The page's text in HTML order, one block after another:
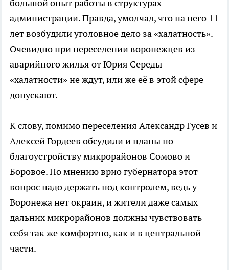
большой опыт работы в структурах
администрации. Правда, умолчал, что на него 11
лет возбудили уголовное дело за «халатность».
Очевидно при переселении воронежцев из
аварийного жилья от Юрия Середы
«халатности» не ждут, или же её в этой сфере
допускают.
К слову, помимо переселения Александр Гусев и
Алексей Гордеев обсудили и планы по
благоустройству микрорайонов Сомово и
Боровое. По мнению врио губернатора этот
вопрос надо держать под контролем, ведь у
Воронежа нет окраин, и жители даже самых
дальних микрорайонов должны чувствовать
себя так же комфортно, как и в центральной
части.